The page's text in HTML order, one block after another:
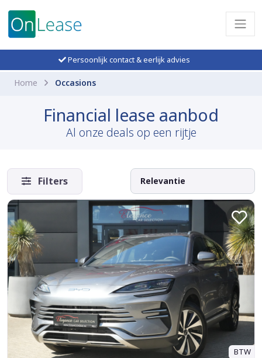
Persoonlijk contact & eerlijk advies
Home Occasions
Financial lease aanbod
Al onze deals op een rijtje
Filters
BTW